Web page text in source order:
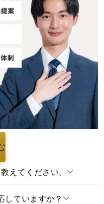
えてください。
していますか？